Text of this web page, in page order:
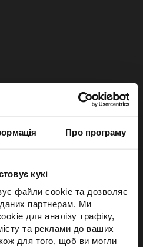
Про програму
кукі
файли cookie та дозволяє
партнерам. Ми
для аналізу трафіку,
та реклами до ваших
для того, щоб ви могли